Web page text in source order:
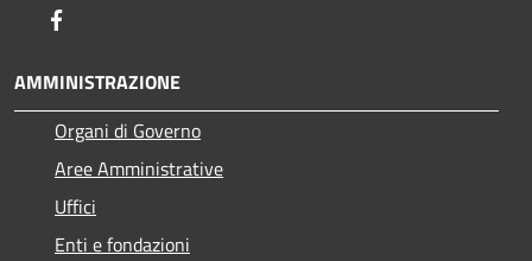
AMMINISTRAZIONE
Organi di Governo
Aree Amministrative
Uffici
Enti e fondazioni